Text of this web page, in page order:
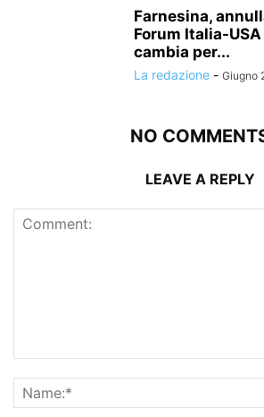
Farnesina,
Forum Italia-
cambia per...
La redazione - Giugno
NO
LEAVE A REPLY